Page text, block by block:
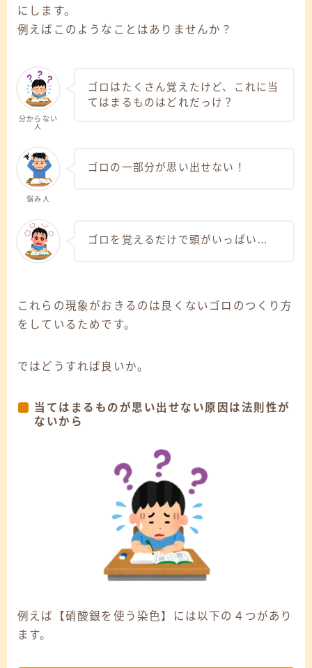
にします。
例えばこのようなことはありませんか？
分からない
人
ゴロはたくさん覚えたけど、これに当
てはまるものはどれだっけ？
悩み人
ゴロの一部分が思い出せない！
ゴロを覚えるだけで頭がいっぱい…
これらの現象がおきるのは良くないゴロのつくり方
をしているためです。
ではどうすれば良いか。
当てはまるものが思い出せない原因は法則性が
ないから
例えば【硝酸銀を使う染色】には以下の４つがあり
ます。